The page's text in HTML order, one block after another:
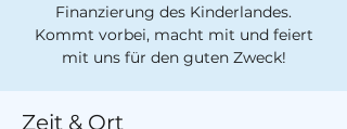
Finanzierung des Kinderlandes.
Kommt vorbei, macht mit und feiert
Zeit & Ort